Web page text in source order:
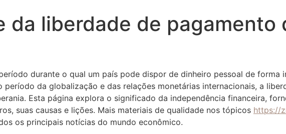
da liberdade de pagamento
durante o qual um país pode dispor de dinheiro pessoal de forma
período da globalização e das relações monetárias internacionais, a
Esta página explora o significado da independência financeira,
suas causas e lições. Mais materiais de qualidade nos tópicos https://
os principais notícias do mundo econômico.